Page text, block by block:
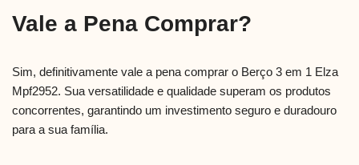
Vale a Pena Comprar?
Sim, definitivamente vale a pena comprar o Berço 3 em 1 Elza
Mpf2952. Sua versatilidade e qualidade superam os produtos
concorrentes, garantindo um investimento seguro e duradouro
para a sua família.